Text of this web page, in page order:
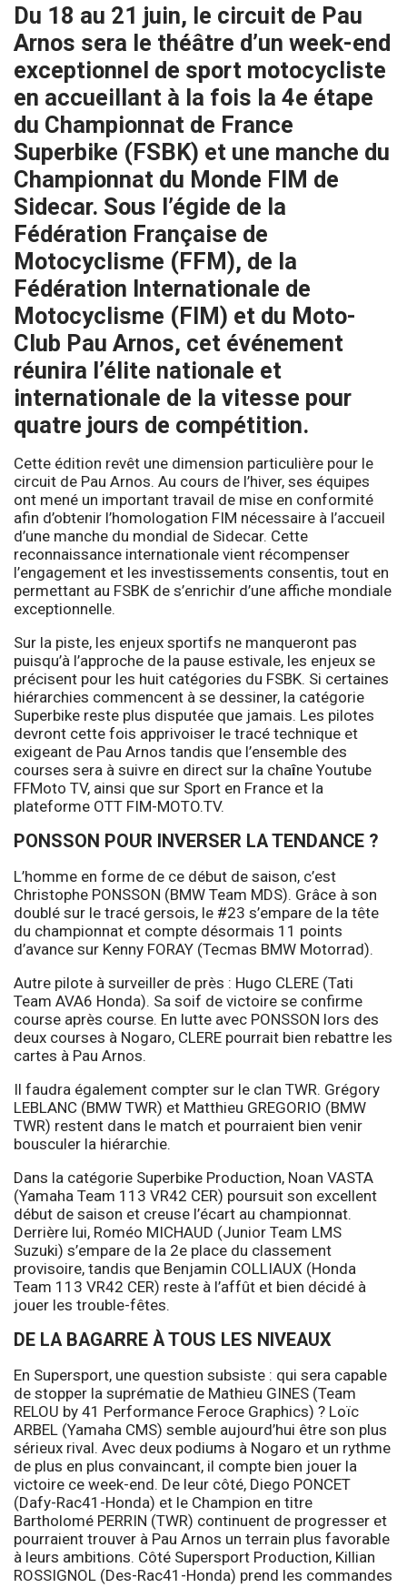
Du 18 au 21 juin, le circuit de Pau
Arnos sera le théâtre d’un week-end
exceptionnel de sport motocycliste
en accueillant à la fois la 4e étape
du Championnat de France
Superbike (FSBK) et une manche du
Championnat du Monde FIM de
Sidecar. Sous l’égide de la
Fédération Française de
Motocyclisme (FFM), de la
Fédération Internationale de
Motocyclisme (FIM) et du Moto-
Club Pau Arnos, cet événement
réunira l’élite nationale et
internationale de la vitesse pour
quatre jours de compétition.
Cette édition revêt une dimension particulière pour le
circuit de Pau Arnos. Au cours de l’hiver, ses équipes
ont mené un important travail de mise en conformité
afin d’obtenir l’homologation FIM nécessaire à l’accueil
d’une manche du mondial de Sidecar. Cette
reconnaissance internationale vient récompenser
l’engagement et les investissements consentis, tout en
permettant au FSBK de s’enrichir d’une affiche mondiale
exceptionnelle.
Sur la piste, les enjeux sportifs ne manqueront pas
puisqu’à l’approche de la pause estivale, les enjeux se
précisent pour les huit catégories du FSBK. Si certaines
hiérarchies commencent à se dessiner, la catégorie
Superbike reste plus disputée que jamais. Les pilotes
devront cette fois apprivoiser le tracé technique et
exigeant de Pau Arnos tandis que l’ensemble des
courses sera à suivre en direct sur la chaîne Youtube
FFMoto TV, ainsi que sur Sport en France et la
plateforme OTT FIM-MOTO.TV.
PONSSON POUR INVERSER LA TENDANCE ?
L’homme en forme de ce début de saison, c’est
Christophe PONSSON (BMW Team MDS). Grâce à son
doublé sur le tracé gersois, le #23 s’empare de la tête
du championnat et compte désormais 11 points
d’avance sur Kenny FORAY (Tecmas BMW Motorrad).
Autre pilote à surveiller de près : Hugo CLERE (Tati
Team AVA6 Honda). Sa soif de victoire se confirme
course après course. En lutte avec PONSSON lors des
deux courses à Nogaro, CLERE pourrait bien rebattre les
cartes à Pau Arnos.
Il faudra également compter sur le clan TWR. Grégory
LEBLANC (BMW TWR) et Matthieu GREGORIO (BMW
TWR) restent dans le match et pourraient bien venir
bousculer la hiérarchie.
Dans la catégorie Superbike Production, Noan VASTA
(Yamaha Team 113 VR42 CER) poursuit son excellent
début de saison et creuse l’écart au championnat.
Derrière lui, Roméo MICHAUD (Junior Team LMS
Suzuki) s’empare de la 2e place du classement
provisoire, tandis que Benjamin COLLIAUX (Honda
Team 113 VR42 CER) reste à l’affût et bien décidé à
jouer les trouble-fêtes.
DE LA BAGARRE À TOUS LES NIVEAUX
En Supersport, une question subsiste : qui sera capable
de stopper la suprématie de Mathieu GINES (Team
RELOU by 41 Performance Feroce Graphics) ? Loïc
ARBEL (Yamaha CMS) semble aujourd’hui être son plus
sérieux rival. Avec deux podiums à Nogaro et un rythme
de plus en plus convaincant, il compte bien jouer la
victoire ce week-end. De leur côté, Diego PONCET
(Dafy-Rac41-Honda) et le Champion en titre
Bartholomé PERRIN (TWR) continuent de progresser et
pourraient trouver à Pau Arnos un terrain plus favorable
à leurs ambitions. Côté Supersport Production, Killian
ROSSIGNOL (Des-Rac41-Honda) prend les commandes